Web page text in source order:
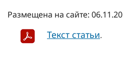
Размещена на сайте: 06.11.20
Текст статьи.